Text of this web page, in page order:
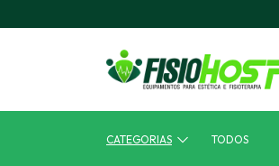
CATEGORIAS TODOS